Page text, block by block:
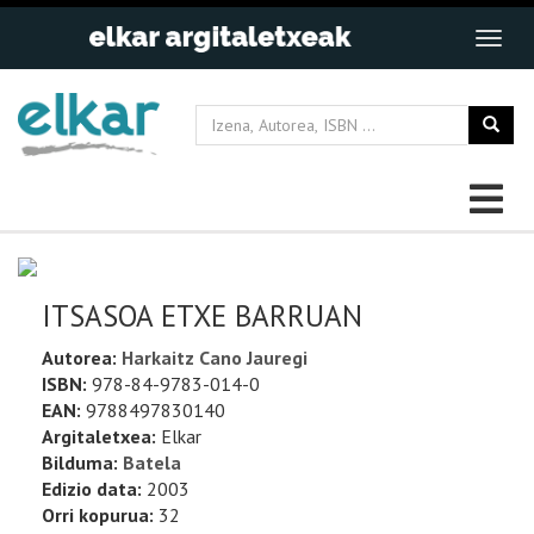
ITSASOA ETXE BARRUAN
Autorea: Harkaitz Cano Jauregi
ISBN: 978-84-9783-014-0
EAN: 9788497830140
Argitaletxea: Elkar
Bilduma: Batela
Edizio data: 2003
Orri kopurua: 32